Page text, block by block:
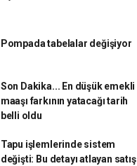
Pompada tabelalar değişiyor
Son Dakika... En düşük emekli
maaşı farkının yatacağı tarih
belli oldu
Tapu işlemlerinde sistem
değişti: Bu detayı atlayan satış